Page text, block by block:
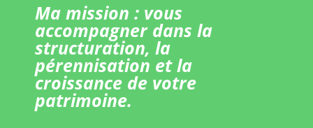
Ma mission : vous
accompagner dans la
structuration, la
pérennisation et la
croissance de votre
patrimoine.